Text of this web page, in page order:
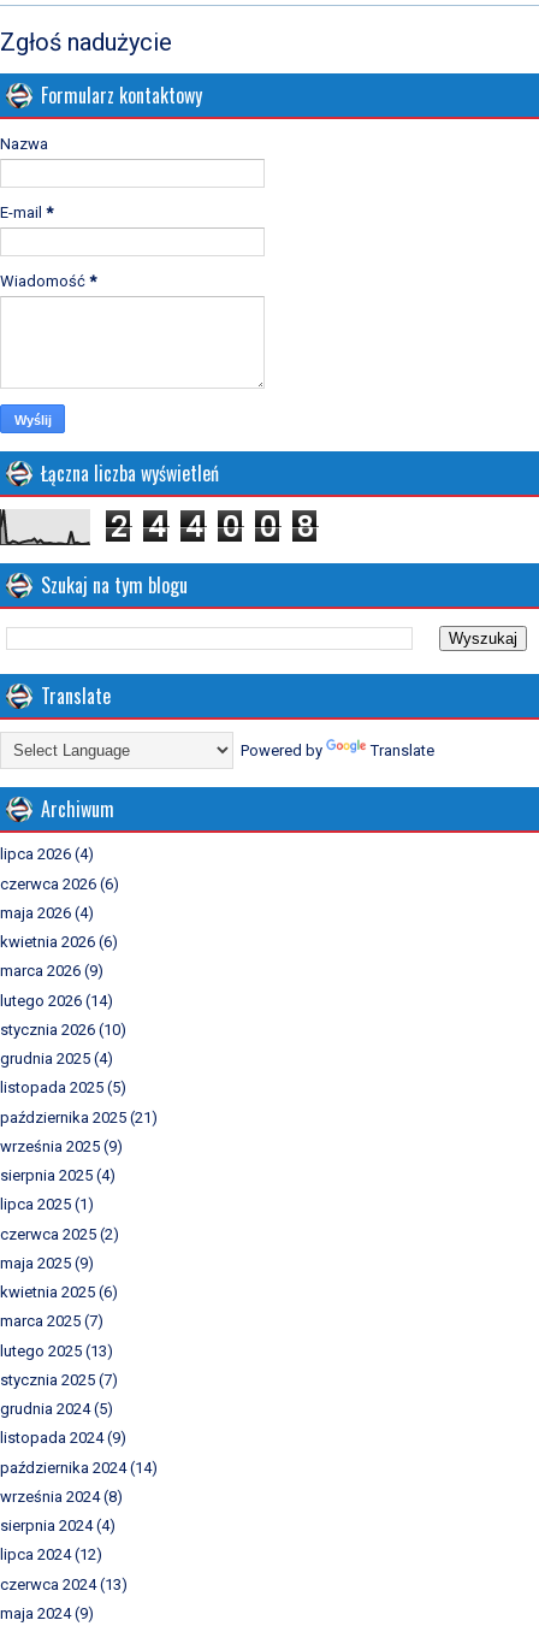
Zgłoś nadużycie
Formularz kontaktowy
Nazwa
E-mail *
Wiadomość *
Łączna liczba wyświetleń
2 4 4 0 0 8
Szukaj na tym blogu
Translate
Powered by Translate
Archiwum
lipca 2026 (4)
czerwca 2026 (6)
maja 2026 (4)
kwietnia 2026 (6)
marca 2026 (9)
lutego 2026 (14)
stycznia 2026 (10)
grudnia 2025 (4)
listopada 2025 (5)
października 2025 (21)
września 2025 (9)
sierpnia 2025 (4)
lipca 2025 (1)
czerwca 2025 (2)
maja 2025 (9)
kwietnia 2025 (6)
marca 2025 (7)
lutego 2025 (13)
stycznia 2025 (7)
grudnia 2024(5)
listopada 2024(9)
października 2024(14)
września 2024(8)
sierpnia 2024(4)
lipca 2024(12)
czerwca 2024(13)
maja 2024(9)